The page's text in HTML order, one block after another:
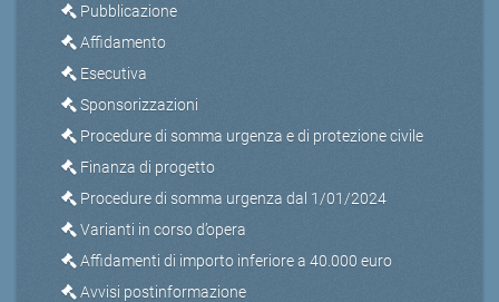
Pubblicazione
Affidamento
Esecutiva
Sponsorizzazioni
Procedure di somma urgenza e di protezione civile
Finanza di progetto
Procedure di somma urgenza dal 1/01/2024
Varianti in corso d’opera
Affidamenti di importo inferiore a 40.000 euro
Avvisi postinformazione